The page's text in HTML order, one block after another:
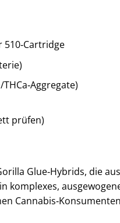
prüfen)
Glue‑Hybrids, die